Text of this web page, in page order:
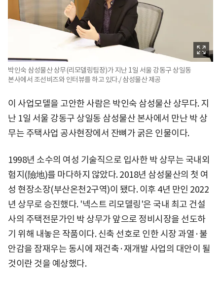
박인숙 삼성물산 상무(리모델링팀장)가 지난 1일 서울 강동구 상일동
본사에서 조선비즈와 인터뷰를 하고 있다./ 삼성물산 제공
이 사업모델을 고안한 사람은 박인숙 삼성물산 상무다. 지
난 1일 서울 강동구 상일동 삼성물산 본사에서 만난 박 상
무는 주택사업 공사현장에서 잔뼈가 굵은 인물이다.
1998년 소수의 여성 기술직으로 입사한 박 상무는 국내외
험지(險地)를 마다하지 않았다. 2018년 삼성물산의 첫 여
성 현장소장(부산온천2구역)이 됐다. 이후 4년 만인 2022
년 상무로 승진했다. '넥스트 리모델링'은 국내 최고 건설
사의 주택전문가인 박 상무가 앞으로 정비시장을 선도하
기 위해 내놓은 작품이다. 신축 선호로 인한 시장 과열·불
안감을 잠재우는 동시에 재건축·재개발 사업의 대안이 될
것이란 것을 예상했다.